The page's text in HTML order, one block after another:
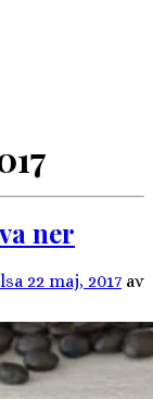
ner
22 maj, 2017 av